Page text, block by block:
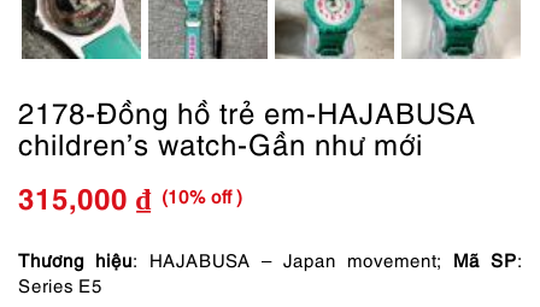
2178-Đồng hồ trẻ em-HAJABUSA
children’s watch-Gần như mới
Giá
gốc
315,000 ₫
Giá
hiện
(10% off )
Thương hiệu: HAJABUSA – Japan movement; Mã SP:
Series E5